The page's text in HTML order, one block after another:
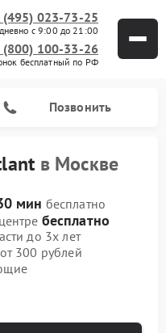
(495) 023-73-25
с 9:00 до 21:00
(800) 100-33-26
бесплатный по РФ
Позвонить
в Москве
мин бесплатно
бесплатно
до 3х лет
300 рублей